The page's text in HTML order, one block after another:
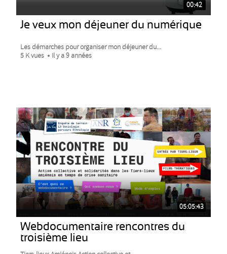
00:42
Je veux mon déjeuner du numérique
Les démarches pour organiser mon déjeuner du...
5 K vues
Il y a 9 années
05:05:43
Webdocumentaire rencontres du
troisième lieu